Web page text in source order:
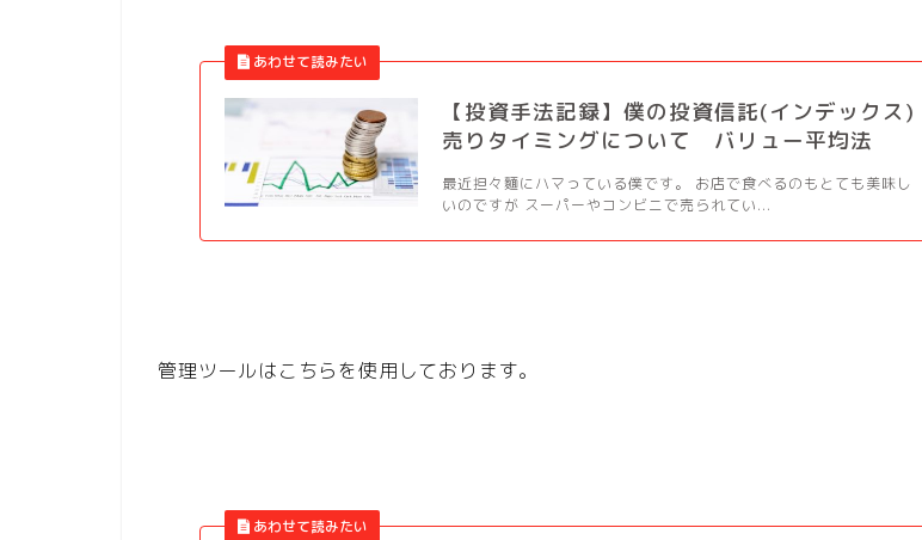
【投資手法記録】僕の投資信託(インデックス)
売りタイミングについて バリュー平均法
最近担々麵にハマっている僕です。 お店で食べるのもとても美味し
いのですが スーパーやコンビニで売られてい...
管理ツールはこちらを使用しております。